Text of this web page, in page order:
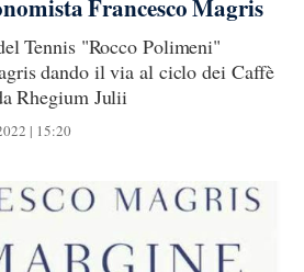
Francesco Magris
Tennis "Rocco Polimeni"
dando il via al ciclo dei Caffè
Rhegium Julii
| 15:20